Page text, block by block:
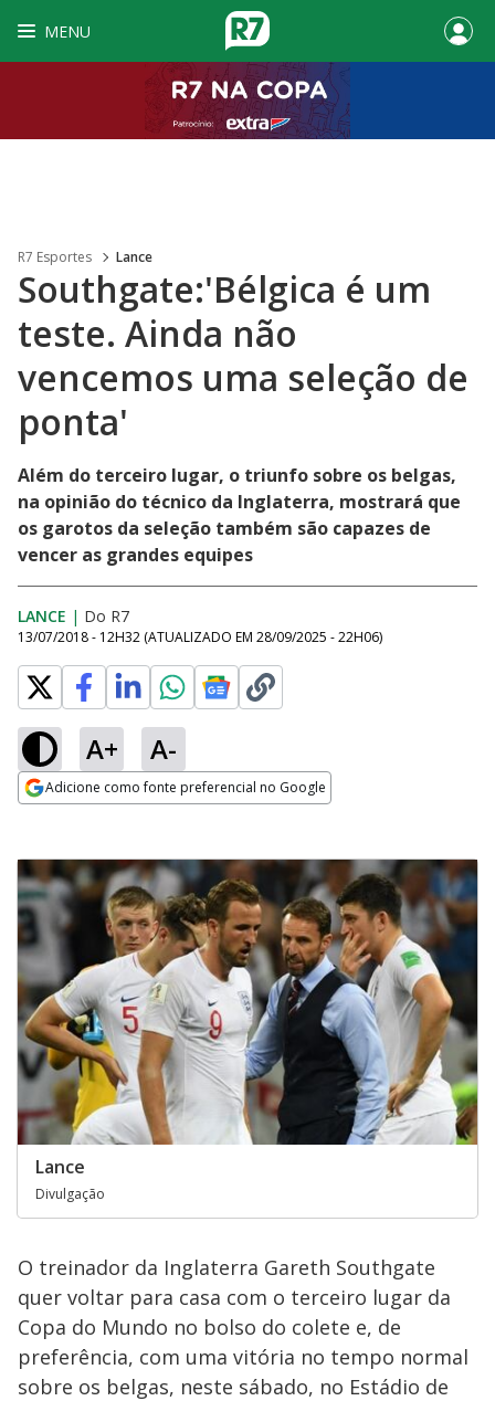
MENU
R7 Esportes Lance
Southgate:'Bélgica é um
teste. Ainda não
vencemos uma seleção de
ponta'
Além do terceiro lugar, o triunfo sobre os belgas,
na opinião do técnico da Inglaterra, mostrará que
os garotos da seleção também são capazes de
vencer as grandes equipes
LANCE | Do R7
13/07/2018 - 12H32 (ATUALIZADO EM 28/09/2025 - 22H06)
A+ A-
Adicione como fonte preferencial no Google
Lance
Divulgação
O treinador da Inglaterra Gareth Southgate
quer voltar para casa com o terceiro lugar da
Copa do Mundo no bolso do colete e, de
preferência, com uma vitória no tempo normal
sobre os belgas, neste sábado, no Estádio de